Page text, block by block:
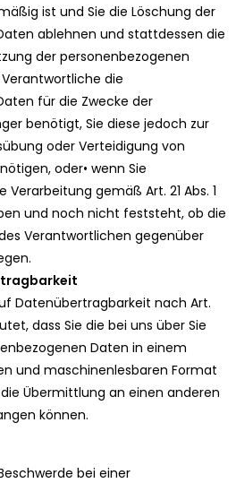
ist und Sie die Löschung der
ablehnen und stattdessen die
der personenbezogenen
die
für die Zwecke der
benötigt, Sie diese jedoch zur
oder Verteidigung von
oder• wenn Sie
gemäß Art. 21 Abs. 1
und noch nicht feststeht, ob die
Verantwortlichen gegenüber
Datenübertragbarkeit nach Art.
dass Sie die bei uns über Sie
Daten in einem
und maschinenlesbaren Format
Übermittlung an einen anderen
können.
bei einer